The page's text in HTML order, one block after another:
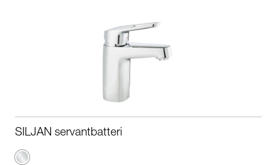
SILJAN servantbatteri
Krom